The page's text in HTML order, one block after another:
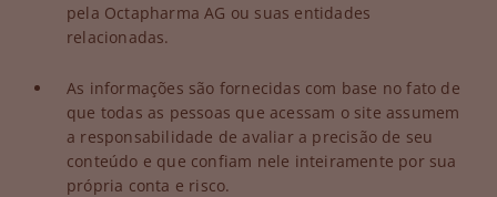
pela Octapharma AG ou suas entidades
relacionadas.
As informações são fornecidas com base no fato de
que todas as pessoas que acessam o site assumem
a responsabilidade de avaliar a precisão de seu
conteúdo e que confiam nele inteiramente por sua
própria conta e risco.